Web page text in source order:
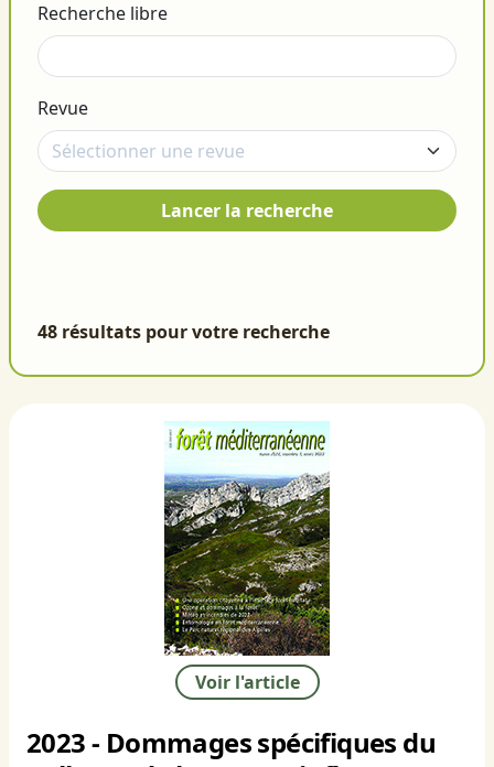
Recherche libre
Revue
Lancer la recherche
48 résultats pour votre recherche
Voir l'article
2023 - Dommages spécifiques du